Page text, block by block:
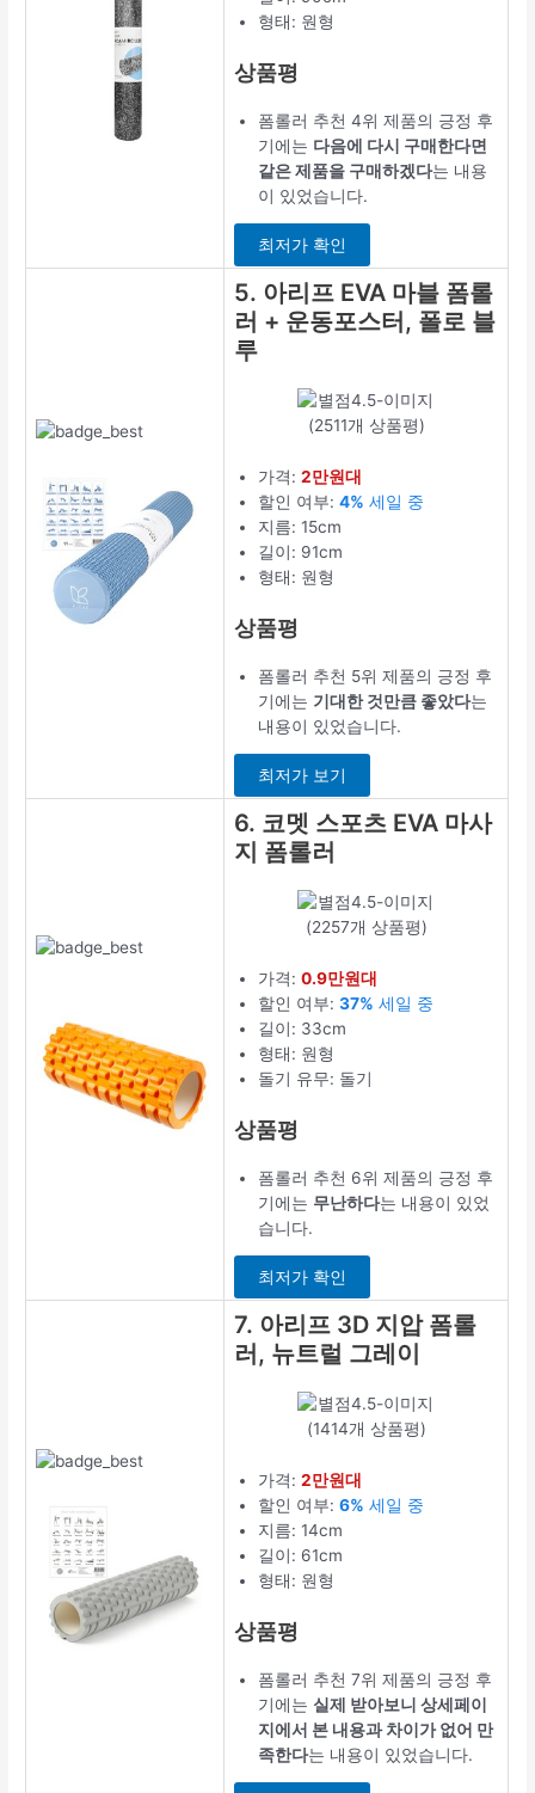
형태: 원형
상품평
폼롤러 추천 4위 제품의 긍정 후
기에는 다음에 다시 구매한다면
같은 제품을 구매하겠다는 내용
이 있었습니다.
최저가 확인
5. 아리프 EVA 마블 폼롤
러 + 운동포스터, 폴로 블
루
(2511개 상품평)
가격:2만원대
할인 여부:4% 세일 중
지름: 15cm
길이: 91cm
형태: 원형
상품평
폼롤러 추천 5위 제품의 긍정 후
기에는 기대한 것만큼 좋았다는
내용이 있었습니다.
최저가 보기
6. 코멧 스포츠 EVA 마사
지 폼롤러
(2257개 상품평)
가격:0.9만원대
할인 여부:37% 세일 중
길이: 33cm
형태: 원형
돌기 유무: 돌기
상품평
폼롤러 추천 6위 제품의 긍정 후
기에는 무난하다는 내용이 있었
습니다.
최저가 확인
7. 아리프 3D 지압 폼롤
러, 뉴트럴 그레이
(1414개 상품평)
가격:2만원대
할인 여부:6% 세일 중
지름: 14cm
길이: 61cm
형태: 원형
상품평
폼롤러 추천 7위 제품의 긍정 후
기에는 실제 받아보니 상세페이
지에서 본 내용과 차이가 없어 만
족한다는 내용이 있었습니다.